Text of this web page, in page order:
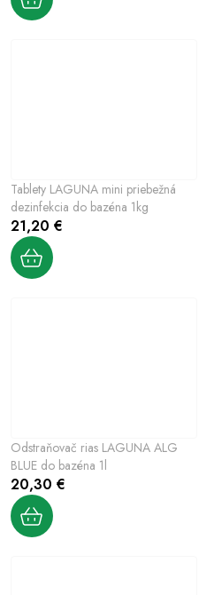
Tablety LAGUNA mini priebežná
dezinfekcia do bazéna 1kg
21,20 €
Odstraňovač rias LAGUNA ALG
BLUE do bazéna 1l
20,30 €